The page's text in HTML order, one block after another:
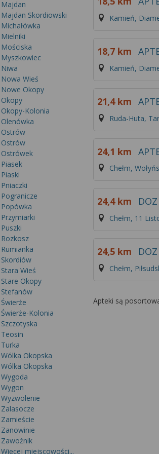
Majdan
Majdan Skordiowski
Michałówka
Mielniki
Mościska
Myszkowiec
Niwa
Nowa Wieś
Nowe Okopy
Okopy
Okopy-Kolonia
Olenówka
Ostrów
Ostrów
Ostrówek
Piasek
Piaski
Pniaczki
Pogranicze
Popówka
Przymiarki
Puszki
Rozkosz
Rumianka
Skordiów
Stara Wieś
Stare Okopy
Stefanów
Świerże
Świerże-Kolonia
Szczotyska
Teosin
Turka
Wólka Okopska
Wólka Okopska
Wygoda
Wygon
Wyzwolenie
Zalasocze
Zamieście
Zanowinie
Zawoźnik
Więcej miejscowości...
Kamień,
18,7 km
Kamień,
21,4 km
Ruda-Huta,
24,1 km
Chełm,
24,4 km
Chełm, 11
24,5 km
Chełm,
Apteki są